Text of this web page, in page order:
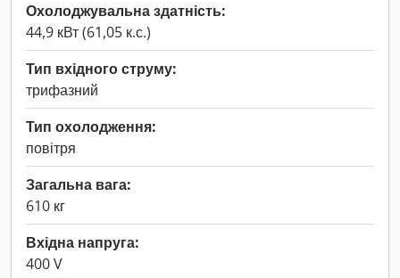
Охолоджувальна здатність:
44,9 кВт (61,05 к.с.)
Тип вхідного струму:
трифазний
Тип охолодження:
повітря
Загальна вага:
610 кг
Вхідна напруга:
400 V